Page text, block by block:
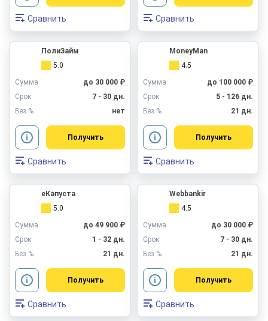
Сравнить Сравнить
ПолиЗайм
5.0
Сумма
до 30 000 ₽
Срок
7 - 30 дн.
Без %
нет
Получить
Сравнить
MoneyMan
4.5
Сумма
до 100 000 ₽
Срок
5 - 126 дн.
Без %
21 дн.
Получить
Сравнить
еКапуста
5.0
Сумма
до 49 900 ₽
Срок
1 - 32 дн.
Без %
21 дн.
Получить
Сравнить
Webbankir
4.5
Сумма
до 30 000 ₽
Срок
7 - 30 дн.
Без %
21 дн.
Получить
Сравнить